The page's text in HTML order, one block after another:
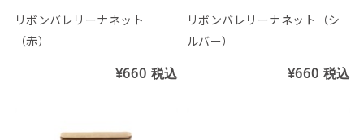
リボンバレリーナネット
（赤）
¥660 税込
リボンバレリーナネット（シ
ルバー）
¥660 税込